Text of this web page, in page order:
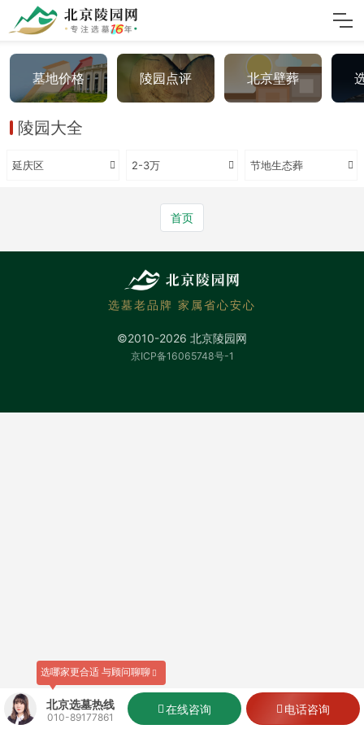
墓地价格 陵园点评 北京壁葬
陵园大全
延庆区 2-3万 节地生态葬
首页
北京选墓热线
010-89177861
在线咨询 电话咨询
选哪家更合适 与顾问聊聊
选墓老品牌 家属省心安心
©2010-2026 北京陵园网
京ICP备16065748号-1